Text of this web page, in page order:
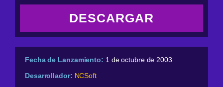
DESCARGAR
Fecha de Lanzamiento: 1 de octubre de 2003
Desarrollador: NCSoft